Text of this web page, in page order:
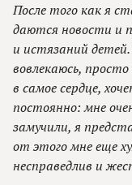
После того как я
даются новости и
и истязаний
вовлекаюсь,
в самое сердце,
постоянно: мне
замучили, я
от этого мне еще
несправедлив и